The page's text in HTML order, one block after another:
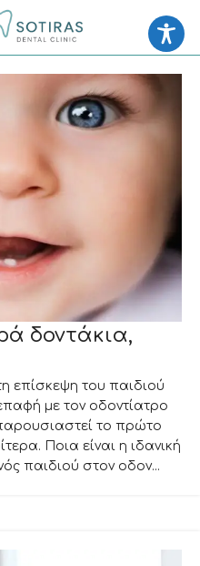
δοντάκια,
επίσκεψη του παιδιού
με τον οδοντίατρο
το πρώτο
Ποια είναι η ιδανική
παιδιού στον οδον...